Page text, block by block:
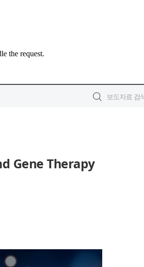
Gene Therapy